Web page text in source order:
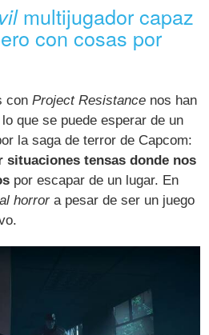
multijugador capaz
con cosas por
conProject Resistance nos han
que se puede esperar de un
la saga de terror de Capcom:
situaciones tensas donde nos
por escapar de un lugar. En
horrora pesar de ser un juego